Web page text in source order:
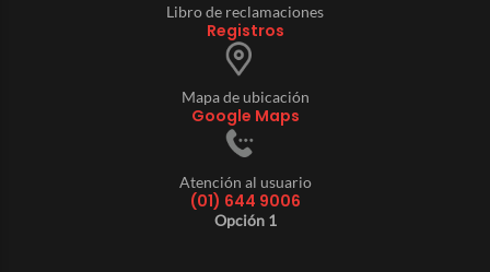
Libro de reclamaciones
Registros
Mapa de ubicación
Google Maps
Atención al usuario
(01) 644 9006
Opción 1